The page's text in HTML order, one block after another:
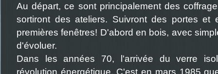
Au départ, ce sont principalement des
sortiront des ateliers. Suivront des portes
premières fenêtres! D'abord en bois, avec
d'évoluer.
Dans les années 70, l'arrivée du verre
révolution énergétique. C'est en mars 1985